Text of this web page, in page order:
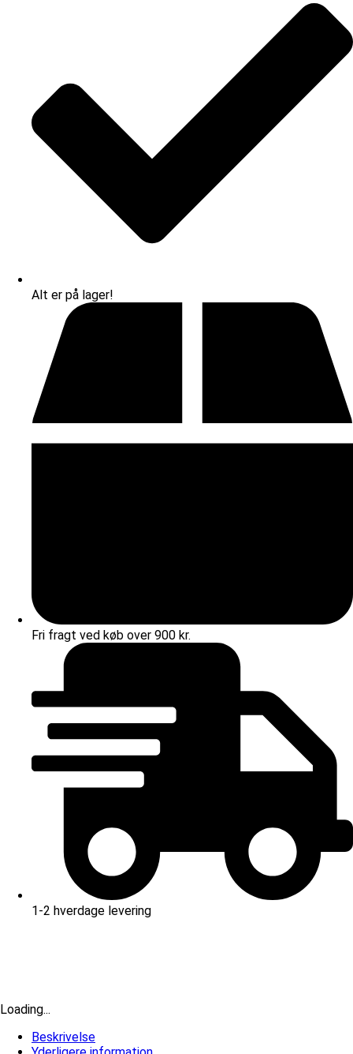
Alt er på lager!
Fri fragt ved køb over 900 kr.
1-2 hverdage levering
Loading...
Beskrivelse